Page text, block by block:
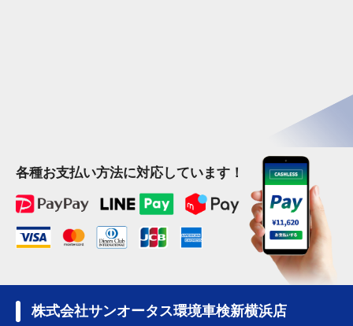
各種お支払い方法に対応しています！
株式会社サンオータス環境車検新横浜店